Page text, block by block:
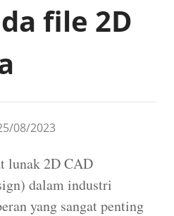
file 2D
08/2023
lunak 2D CAD
dalam industri
yang sangat penting